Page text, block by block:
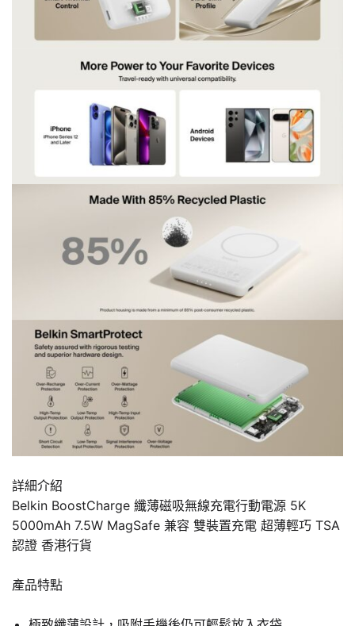
詳細介紹
Belkin BoostCharge 纖薄磁吸無線充電行動電源 5K
5000mAh 7.5W MagSafe 兼容 雙裝置充電 超薄輕巧 TSA
認證 香港行貨
產品特點